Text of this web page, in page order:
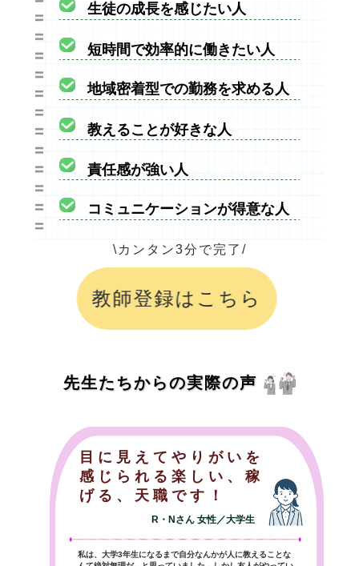
生徒の成長を感じたい人
短時間で効率的に働きたい人
地域密着型での勤務を求める人
教えることが好きな人
責任感が強い人
コミュニケーションが得意な人
\カンタン3分で完了/
教師登録はこちら
先生たちからの実際の声
目に見えてやりがいを
感じられる楽しい、稼
げる、天職です！
R・Nさん 女性／大学生
私は、大学3年生になるまで自分なんかが人に教えることな